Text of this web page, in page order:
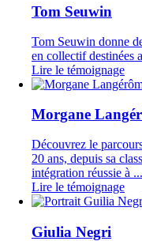
Tom Seuwin
Tom Seuwin donne
en collectif destinées
Lire le témoignage
Morgane
Découvrez le
20 ans, depuis sa
intégration réussie à ...
Lire le témoignage
Giulia Negri